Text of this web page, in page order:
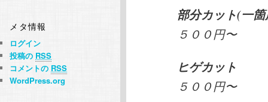
部分カット(一
５００円〜
ヒゲカット
５００円〜
メタ情報
ログイン
投稿の RSS
コメントの RSS
WordPress.org